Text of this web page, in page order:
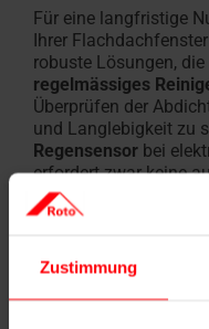
Zustimmung
Für eine langfristige
Ihrer
robuste Lösungen,
regelmässiges
Überprüfen der
und Langlebigkeit zu
Regensensor bei
erfordert zwar keine
im Rahmen der
gereinigt werden.
schliesst der
Niederschlag
praktischen